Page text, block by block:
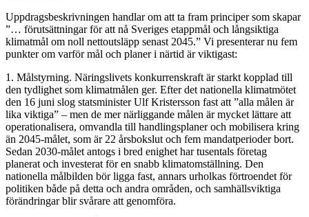
Uppdragsbeskrivningen handlar om att ta fram principer som skapar
”… förutsättningar för att nå Sveriges etappmål och långsiktiga
klimatmål om noll nettoutsläpp senast 2045.” Vi presenterar nu fem
punkter om varför mål och planer i närtid är viktigast:
1. Målstyrning. Näringslivets konkurrenskraft är starkt kopplad till
den tydlighet som klimatmålen ger. Efter det nationella klimatmötet
den 16 juni slog statsminister Ulf Kristersson fast att ”alla målen är
lika viktiga” – men de mer närliggande målen är mycket lättare att
operationalisera, omvandla till handlingsplaner och mobilisera kring
än 2045-målet, som är 22 årsbokslut och fem mandatperioder bort.
Sedan 2030-målet antogs i bred enighet har tusentals företag
planerat och investerat för en snabb klimatomställning. Den
nationella målbilden bör ligga fast, annars urholkas förtroendet för
politiken både på detta och andra områden, och samhällsviktiga
förändringar blir svårare att genomföra.